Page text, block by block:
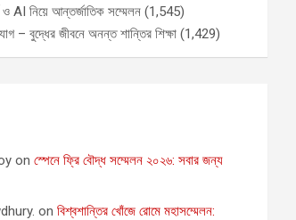
ও AI নিয়ে আন্তর্জাতিক সম্মেলন (1,545)
– বুদ্ধের জীবনে অনন্ত শান্তির শিক্ষা (1,429)
onস্পেনে ফ্রি বৌদ্ধ সম্মেলন ২০২৬: সবার জন্য
onবিশ্বশান্তির খোঁজে রোমে মহাসম্মেলন: